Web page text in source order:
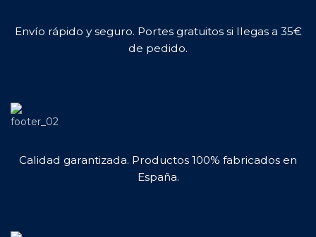
Envío rápido y seguro. Portes gratuitos si llegas a 35€
de pedido.
Calidad garantizada. Productos 100% fabricados en
España.